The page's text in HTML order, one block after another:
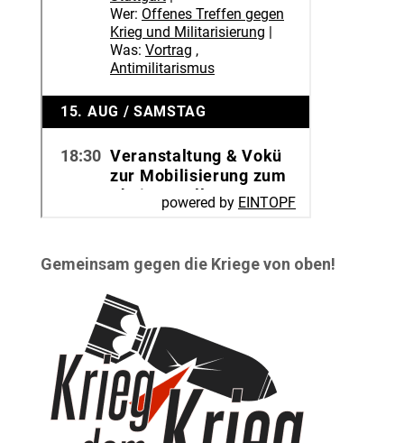
Gemeinsam gegen die Kriege von oben!